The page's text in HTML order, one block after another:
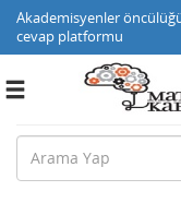
Akademisyenler
cevap platformu
Toggle